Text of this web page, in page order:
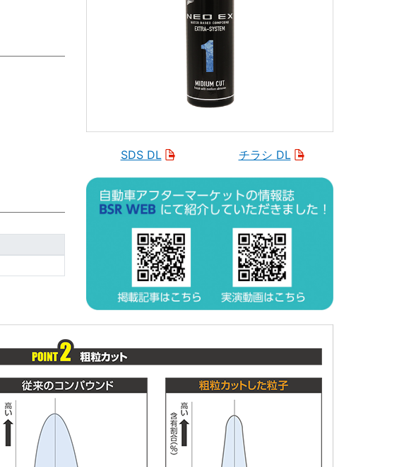
SDS DL チラシ DL